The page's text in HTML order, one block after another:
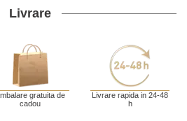
Livrare
gratuita de
cadou
Livrare rapida in 24-48
h